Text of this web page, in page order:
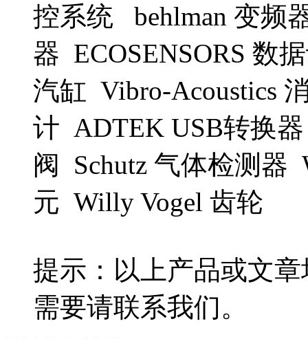
控系统 behlman 变频
器 ECOSENSORS 数
汽缸 Vibro-Acoustics
计 ADTEK USB转换
阀 Schutz 气体检测器
元 Willy Vogel 齿轮
提示：以上产品或文
需要请联系我们。